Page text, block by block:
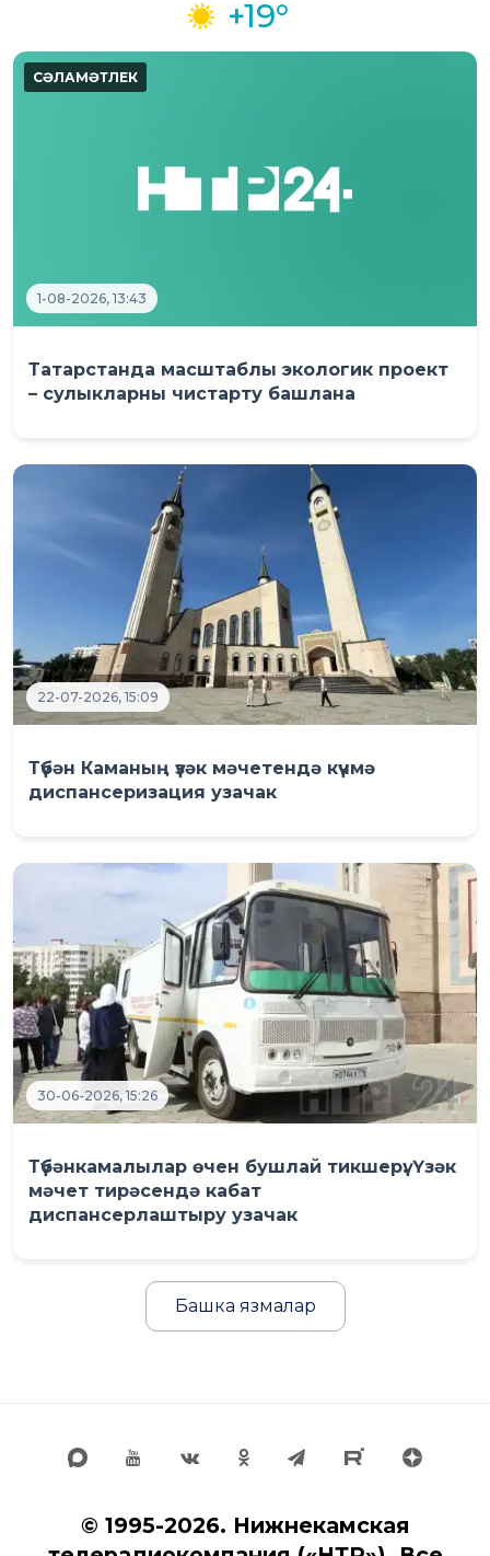
+19°
1-08-2026, 13:43
Татарстанда масштаблы экологик проект
– сулыкларны чистарту башлана
22-07-2026, 15:09
Түбән Каманың үзәк мәчетендә күчмә
диспансеризация узачак
30-06-2026, 15:26
Түбәнкамалылар өчен бушлай тикшерү: Үзәк
мәчет тирәсендә кабат
диспансерлаштыру узачак
Башка язмалар
© 1995-2026. Нижнекамская